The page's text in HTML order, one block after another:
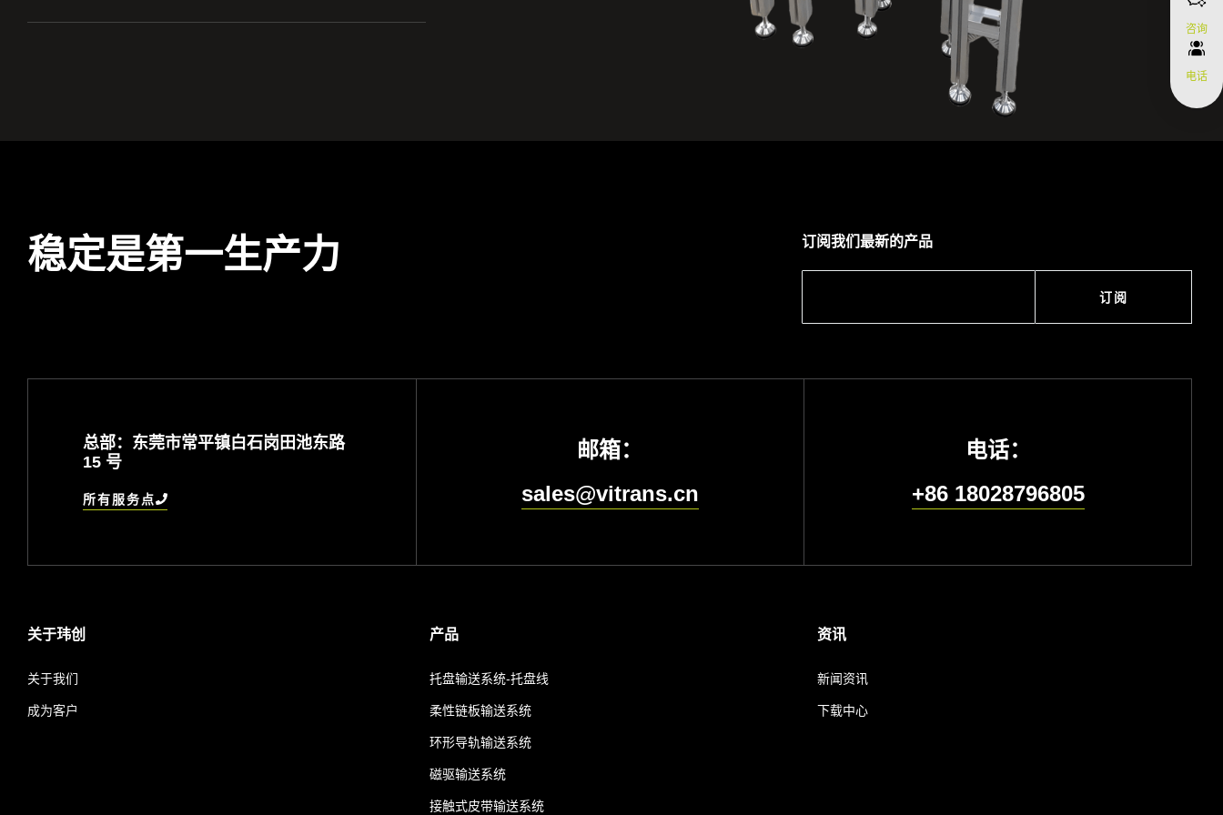
稳定是第一生产力 订阅我们最新的产品
订阅
总部：东莞市常平镇白石岗田池东路
15 号
所有服务点
邮箱：
sales@vitrans.cn
电话：
+86 18028796805
关于玮创
关于我们
成为客户
产品
托盘输送系统-托盘线
柔性链板输送系统
环形导轨输送系统
磁驱输送系统
接触式皮带输送系统
资讯
新闻资讯
下载中心
咨询
电话